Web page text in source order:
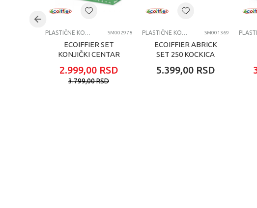
Kategorija
PLASTIČNE KOCKE SM002978
ECOIFFIER SET
KONJIČKI CENTAR
2.999,00 RSD
3.799,00RSD
PLASTIČNE KOCKE SM001369
ECOIFFIER ABRICK
SET 250 KOCKICA
5.399,00 RSD